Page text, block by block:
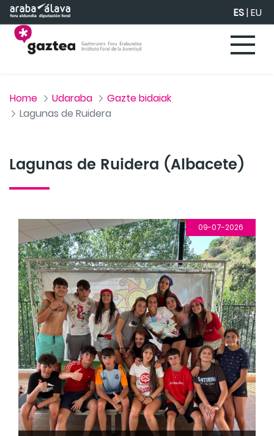
Saltar al contenido principal ES|EU
Home Udaraba
Gazte bidaiak
Lagunas de Ruidera
Lagunas de Ruidera (Albacete)
09-07-2026